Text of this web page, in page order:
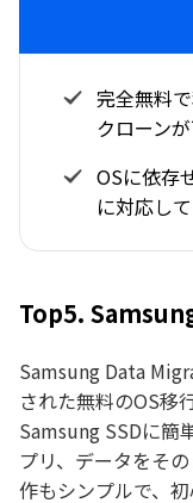
完全無料
クローン
OSに依存
に対応し
Top5.
Samsung Data
された無料のOS移
Samsung SSDに簡
プリ、データをそ
作もシンプルで、